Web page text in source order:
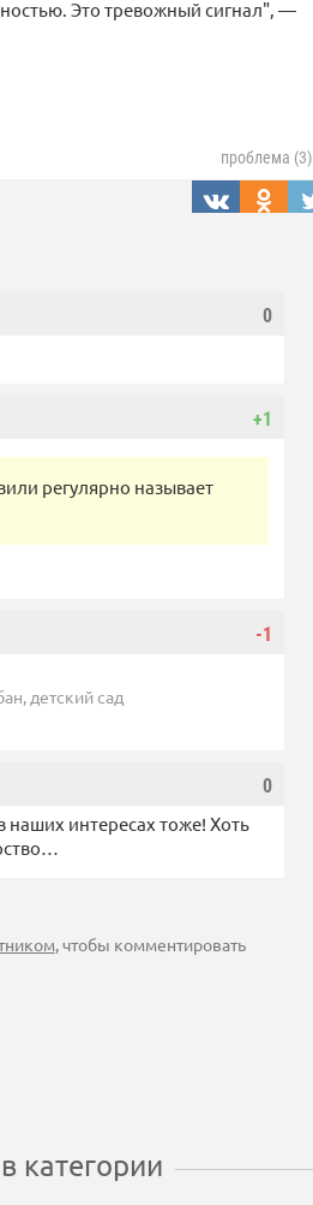
Это тревожный сигнал", —
проблема (3)
0
+1
регулярно называет
-1
детский сад
0
интересах тоже! Хоть
, чтобы комментировать
категории